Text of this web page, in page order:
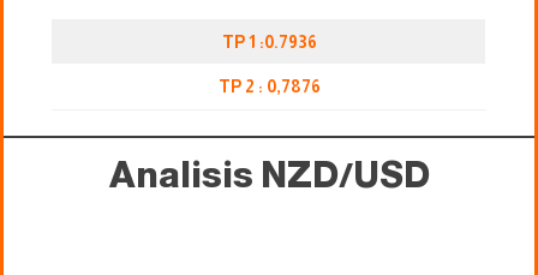
TP 1 :0.7936
TP 2 : 0,7876
Analisis NZD/USD